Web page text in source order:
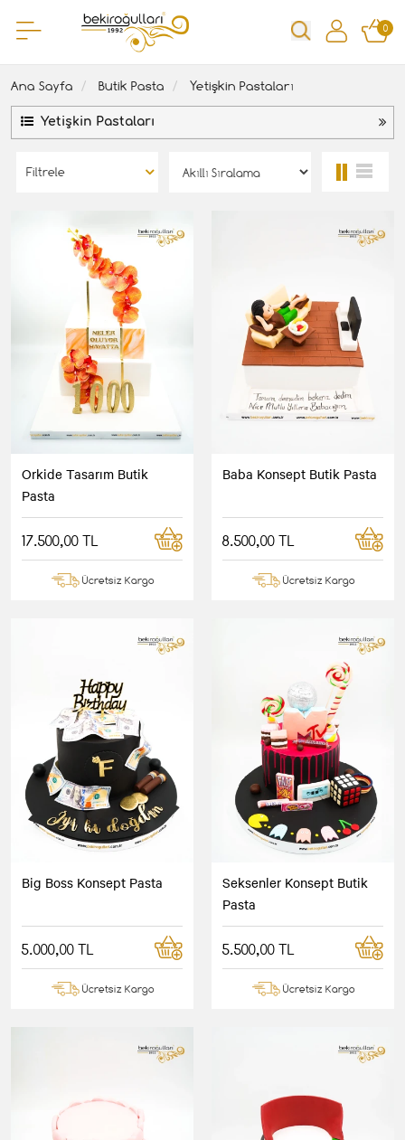
0
Ana Sayfa Butik Pasta Yetişkin Pastaları
Yetişkin Pastaları
Filtrele
Orkide Tasarım Butik
Pasta
17.500,00 TL
Ücretsiz Kargo
Baba Konsept Butik Pasta
8.500,00 TL
Ücretsiz Kargo
Big Boss Konsept Pasta
5.000,00 TL
Ücretsiz Kargo
Seksenler Konsept Butik
Pasta
5.500,00 TL
Ücretsiz Kargo